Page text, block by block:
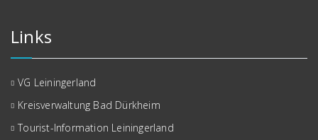
Links
VG Leiningerland
Kreisverwaltung Bad Dürkheim
Tourist-Information Leiningerland